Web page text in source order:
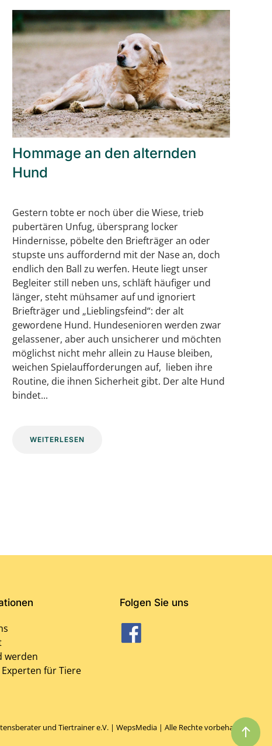
Hommage an den alternden
Hund
Gestern tobte er noch über die Wiese, trieb
pubertären Unfug, übersprang locker
Hindernisse, pöbelte den Briefträger an oder
stupste uns auffordernd mit der Nase an, doch
endlich den Ball zu werfen. Heute liegt unser
Begleiter still neben uns, schläft häufiger und
länger, steht mühsamer auf und ignoriert
Briefträger und „Lieblingsfeind“: der alt
gewordene Hund. Hundesenioren werden zwar
gelassener, aber auch unsicherer und möchten
möglichst nicht mehr allein zu Hause bleiben,
weichen Spielaufforderungen auf, lieben ihre
Routine, die ihnen Sicherheit gibt. Der alte Hund
bindet...
WEITERLESEN
werden
für Tiere
Folgen Sie uns
und Tiertrainer e.V. |WepsMedia | Alle Rechte vorbehalten!